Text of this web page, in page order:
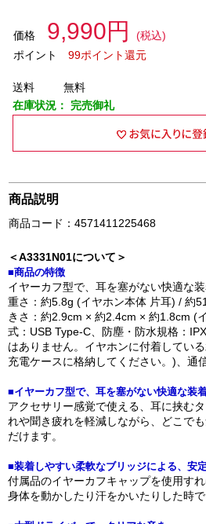
価格 9,990円
(税込)
ポイント
99ポイント還元
送料
無料
在庫状況： 完売御礼
商品説明
商品コード：4571411225468
＜A3331N01について＞
■商品の特徴
イヤーカフ型で、耳を塞がない快適な
重さ：約5.8g (イヤホン本体 片耳) / 約
きさ：約2.9cm × 約2.4cm × 約1.8cm (
式：USB Type-C、防塵・防水規格：
はありません。イヤホンに付着してい
充電ケースに格納してください。)、通
■イヤーカフ型で、耳を塞がない快適な装
アクセサリー感覚で使える、耳に挟む
れや聞き疲れを軽減しながら、どこで
だけます。
■装着しやすい柔軟なブリッジによる、安
付属品のイヤーカフキャップを使用す
身体を動かしたり汗をかいたりした時で